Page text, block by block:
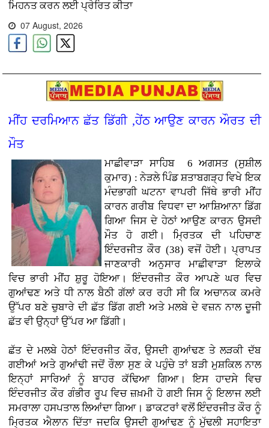
ਮਿਹਨਤ ਕਰਨ ਲਈ ਪ੍ਰੇਰਿਤ ਕੀਤਾ
07 August, 2026
ਮੀਂਹ ਦਰਮਿਆਨ ਛੱਤ ਡਿੱਗੀ ,ਹੇਂਠ ਆਉਣ ਕਾਰਨ ਔਰਤ ਦੀ
ਮੌਤ
ਮਾਛੀਵਾੜਾ ਸਾਹਿਬ 6 ਅਗਸਤ (ਸੁਸ਼ੀਲ
ਕੁਮਾਰ) : ਨੇੜਲੇ ਪਿੰਡ ਸ਼ਤਾਬਗੜ੍ਹ ਵਿਖੇ ਇਕ
ਮੰਦਭਾਗੀ ਘਟਨਾ ਵਾਪਰੀ ਜਿੱਥੇ ਭਾਰੀ ਮੀਂਹ
ਕਾਰਨ ਗਰੀਬ ਵਿਧਵਾ ਦਾ ਆਸ਼ਿਆਨਾ ਡਿੱਗ
ਗਿਆ ਜਿਸ ਦੇ ਹੇਠਾਂ ਆਉਣ ਕਾਰਨ ਉਸਦੀ
ਮੌਤ ਹੋ ਗਈ। ਮ੍ਰਿਤਕ ਦੀ ਪਹਿਚਾਣ
ਇੰਦਰਜੀਤ ਕੌਰ (38) ਵਜੋਂ ਹੋਈ। ਪ੍ਰਾਪਤ
ਜਾਣਕਾਰੀ ਅਨੁਸਾਰ ਮਾਛੀਵਾੜਾ ਇਲਾਕੇ
ਵਿਚ ਭਾਰੀ ਮੀਂਹ ਸ਼ੁਰੂ ਹੋਇਆ। ਇੰਦਰਜੀਤ ਕੌਰ ਆਪਣੇ ਘਰ ਵਿਚ
ਗੁਆਂਢਣ ਅਤੇ ਧੀ ਨਾਲ ਬੈਠੀ ਗੱਲਾਂ ਕਰ ਰਹੀ ਸੀ ਕਿ ਅਚਾਨਕ ਕਮਰੇ
ਉੱਪਰ ਬਣੇ ਚੁਬਾਰੇ ਦੀ ਛੱਤ ਡਿੱਗ ਗਈ ਅਤੇ ਮਲਬੇ ਦੇ ਵਜ਼ਨ ਨਾਲ ਦੂਜੀ
ਛੱਤ ਵੀ ਉਨ੍ਹਾਂ ਉੱਪਰ ਆ ਡਿੱਗੀ।
ਛੱਤ ਦੇ ਮਲਬੇ ਹੇਠਾਂ ਇੰਦਰਜੀਤ ਕੌਰ, ਉਸਦੀ ਗੁਆਂਢਣ ਤੇ ਲੜਕੀ ਦੱਬ
ਗਈਆਂ ਅਤੇ ਗੁਆਂਢੀ ਜਦੋਂ ਰੌਲਾ ਸੁਣ ਕੇ ਪਹੁੰਚੇ ਤਾਂ ਬੜੀ ਮੁਸ਼ਕਿਲ ਨਾਲ
ਇਨ੍ਹਾਂ ਸਾਰਿਆਂ ਨੂੰ ਬਾਹਰ ਕੱਢਿਆ ਗਿਆ। ਇਸ ਹਾਦਸੇ ਵਿਚ
ਇੰਦਰਜੀਤ ਕੌਰ ਗੰਭੀਰ ਰੂਪ ਵਿਚ ਜ਼ਖ਼ਮੀ ਹੋ ਗਈ ਜਿਸ ਨੂੰ ਇਲਾਜ ਲਈ
ਸਮਰਾਲਾ ਹਸਪਤਾਲ ਲਿਆਂਦਾ ਗਿਆ। ਡਾਕਟਰਾਂ ਵਲੋਂ ਇੰਦਰਜੀਤ ਕੌਰ ਨੂੰ
ਮ੍ਰਿਤਕ ਐਲਾਨ ਦਿੱਤਾ ਜਦਕਿ ਉਸਦੀ ਗੁਆਂਢਣ ਨੂੰ ਮੁੱਢਲੀ ਸਹਾਇਤਾ